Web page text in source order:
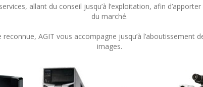
allant du conseil jusqu’à l’exploitation, afin
du marché.
reconnue, AGIT vous accompagne jusqu’à l’aboutissement
images.